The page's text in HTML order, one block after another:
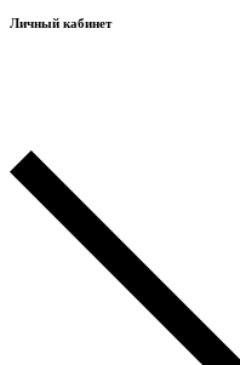
Личный кабинет